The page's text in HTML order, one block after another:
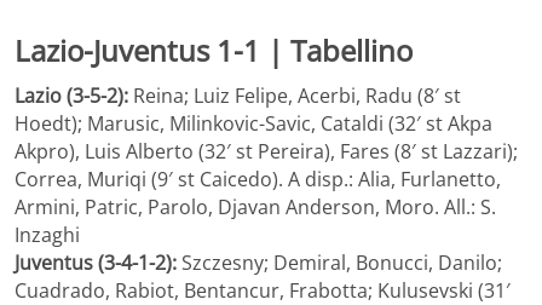
Lazio-Juventus 1-1 | Tabellino
Lazio (3-5-2): Reina; Luiz Felipe, Acerbi, Radu (8′ st
Hoedt); Marusic, Milinkovic-Savic, Cataldi (32′ st Akpa
Akpro), Luis Alberto (32′ st Pereira), Fares (8′ st Lazzari);
Correa, Muriqi (9′ st Caicedo). A disp.: Alia, Furlanetto,
Armini, Patric, Parolo, Djavan Anderson, Moro. All.: S.
Inzaghi
Juventus (3-4-1-2):Szczesny; Demiral, Bonucci, Danilo;
Cuadrado, Rabiot, Bentancur, Frabotta; Kulusevski (31′